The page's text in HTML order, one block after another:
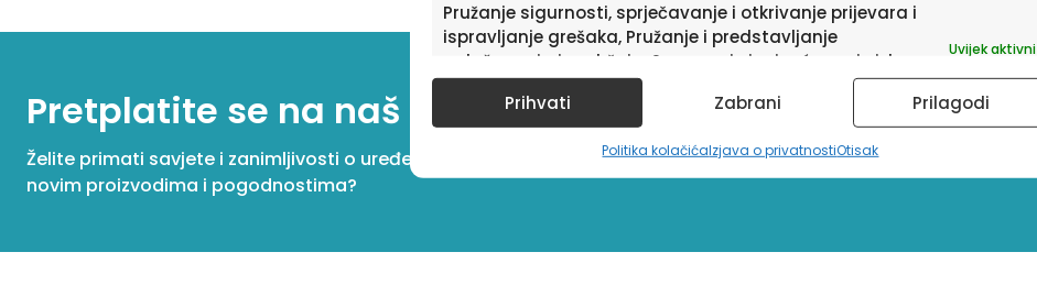
Pružanje sigurnosti, sprječavanje i otkrivanje prijevara i
ispravljanje grešaka, Pružanje i predstavljanje
oglašavanja i sadržaja, Spremanje i priopćavanje izbora
u pogledu privatnosti.
Uvijek aktivni
Prihvati Zabrani Prilagodi
Politika kolačićaIzjava o privatnostiOtisak
Pretplatite se na naš Newsletter
Želite primati savjete i zanimljivosti o uređenju doma te informacije o
novim proizvodima i pogodnostima?